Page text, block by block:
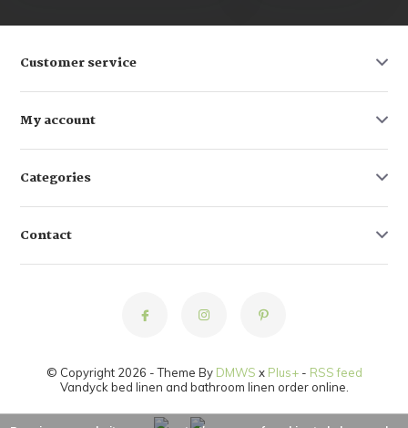
Customer service
My account
Categories
Contact
© Copyright 2026 - Theme By DMWS x Plus+- RSS feed
Vandyck bed linen and bathroom linen order online.